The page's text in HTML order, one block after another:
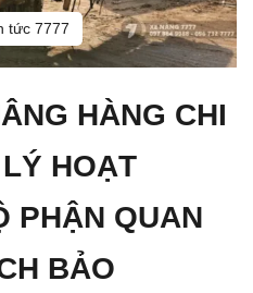
tức 7777
HÀNG CHI
HOẠT
PHẬN QUAN
BẢO